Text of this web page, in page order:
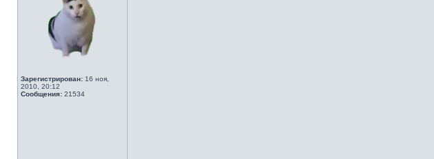
Зарегистрирован: 16 ноя,
2010, 20:12
Сообщения: 21534